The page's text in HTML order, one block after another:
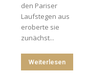
den Pariser
Laufstegen aus
eroberte sie
zunächst...
Weiterlesen